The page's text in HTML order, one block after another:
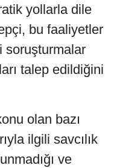
yollarla dile
bu faaliyetler
soruşturmalar
talep edildiğini
olan bazı
ilgili savcılık
ve